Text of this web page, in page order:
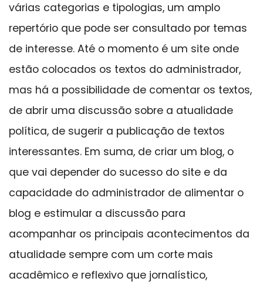
várias categorias e tipologias, um amplo
repertório que pode ser consultado por temas
de interesse. Até o momento é um site onde
estão colocados os textos do administrador,
mas há a possibilidade de comentar os textos,
de abrir uma discussão sobre a atualidade
política, de sugerir a publicação de textos
interessantes. Em suma, de criar um blog, o
que vai depender do sucesso do site e da
capacidade do administrador de alimentar o
blog e estimular a discussão para
acompanhar os principais acontecimentos da
atualidade sempre com um corte mais
acadêmico e reflexivo que jornalístico,